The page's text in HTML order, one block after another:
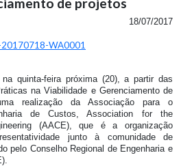
18/07/2017
quinta-feira próxima (20), a partir das
na Viabilidade e Gerenciamento de
realização da Associação para o
de Custos, Association for the
(AACE), que é a organização
junto à comunidade de
pelo Conselho Regional de Engenharia e